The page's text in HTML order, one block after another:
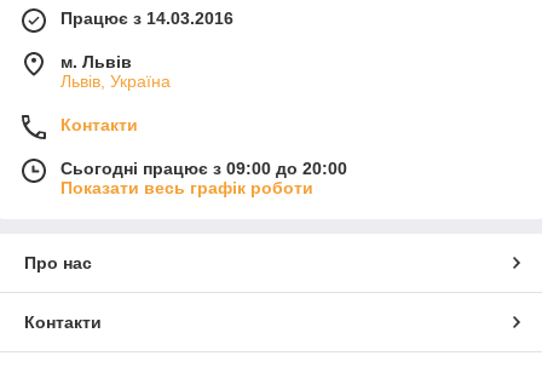
Працює з 14.03.2016
м. Львів
Львів, Україна
Контакти
Сьогодні працює з 09:00 до 20:00
Показати весь графік роботи
Про нас
Контакти